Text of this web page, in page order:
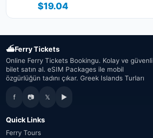
$19.04
⛴Ferry Tickets
Online Ferry Tickets Bookingu. Kolay ve güvenli
bilet satın al. eSIM Packages ile mobil
özgürlüğün tadını çıkar. Greek Islands Turları
f 📷 𝕏 ▶
Quick Links
Ferry Tours